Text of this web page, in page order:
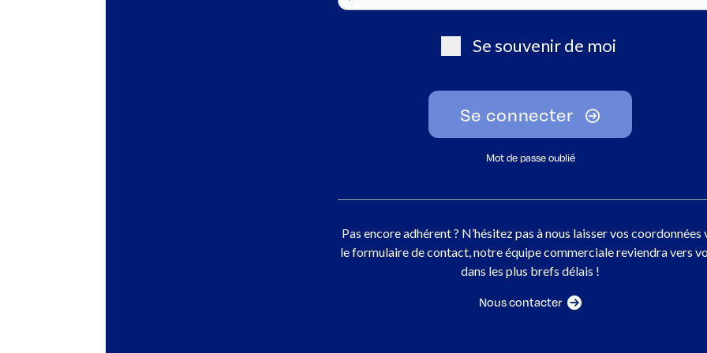
Se souvenir de moi
Se connecter
Mot de passe oublié
Pas encore adhérent ? N’hésitez pas à nous laisser vos coordonnées
le formulaire de contact, notre équipe commerciale reviendra vers
dans les plus brefs délais !
Nous contacter